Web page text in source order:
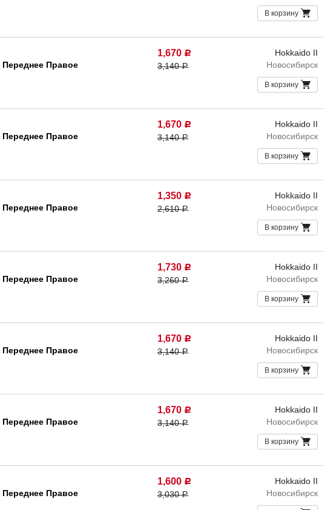
В корзину
Переднее Правое
1,670 Р
3,140Р
Hokkaido II
Новосибирск
В корзину
Переднее Правое
1,670 Р
3,140Р
Hokkaido II
Новосибирск
В корзину
Переднее Правое
1,350 Р
2,610Р
Hokkaido II
Новосибирск
В корзину
Переднее Правое
1,730 Р
3,260Р
Hokkaido II
Новосибирск
В корзину
Переднее Правое
1,670 Р
3,140Р
Hokkaido II
Новосибирск
В корзину
Переднее Правое
1,670 Р
3,140Р
Hokkaido II
Новосибирск
В корзину
Переднее Правое
1,600 Р
3,030Р
Hokkaido II
Новосибирск